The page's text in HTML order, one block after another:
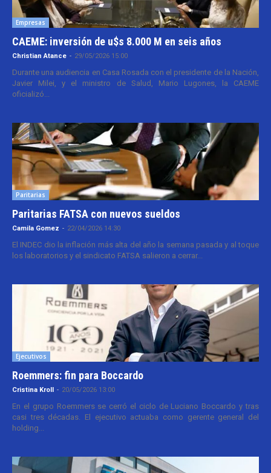
Empresas
CAEME: inversión de u$s 8.000 M en seis años
Christian Atance - 29/05/2026 15:00
Durante una audiencia en Casa Rosada con el presidente de la Nación,
Javier Milei, y el ministro de Salud, Mario Lugones, la CAEME
oficializó...
Paritarias
Paritarias FATSA con nuevos sueldos
Camila Gomez - 22/04/2026 14:30
El INDEC dio la inflación más alta del año la semana pasada y al toque
los laboratorios y el sindicato FATSA salieron a cerrar...
Ejecutivos
Roemmers: fin para Boccardo
Cristina Kroll - 20/05/2026 13:00
En el grupo Roemmers se cerró el ciclo de Luciano Boccardo y tras
casi tres décadas. El ejecutivo actuaba como gerente general del
holding...